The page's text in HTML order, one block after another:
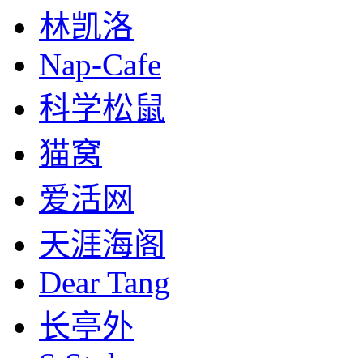
林凯洛
Nap-Cafe
科学松鼠
猫窝
爱活网
天涯海阁
Dear Tang
长亭外